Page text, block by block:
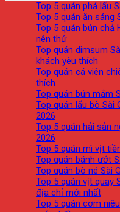
Top 5 quán phá lấu
Top 5 quán ăn sáng
Top 5 quán bún chả
nên thử
Top quán dimsum
khách yêu thích
Top quán cá viên
thích
Top quán bún mắm
Top quán lẩu bò Sài
2026
Top 5 quán hải sản
2026
Top 5 quán mì vịt
Top quán bánh ướt
Top quán bò né Sài
Top 5 quán vịt quay
địa chỉ mới nhất
Top 5 quán cơm